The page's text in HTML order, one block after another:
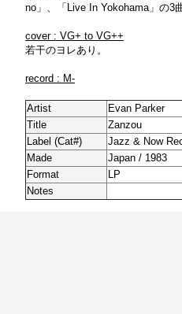
no」、「Live In Yokohama」の3
cover : VG+ to VG++
若干のヨレあり。
record : M-
Artist
Evan Parker
Title
Zanzou
Label (Cat#)
Jazz & Now
Made
Japan / 1983
Format
LP
Notes